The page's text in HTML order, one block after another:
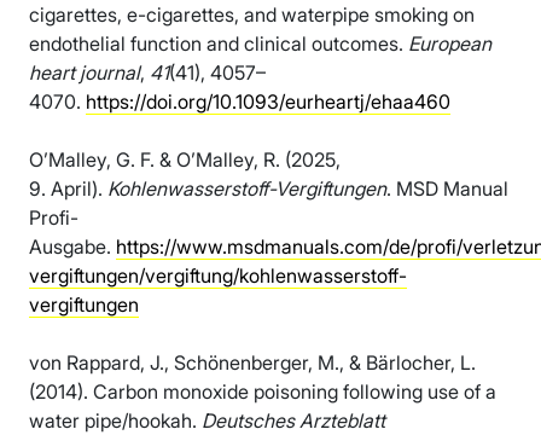
cigarettes, e-cigarettes, and waterpipe smoking on
endothelial function and clinical outcomes. European
heart journal, 41(41), 4057–
4070. https://doi.org/10.1093/eurheartj/ehaa460
O’Malley, G. F. & O’Malley, R. (2025,
9. April). Kohlenwasserstoff-Vergiftungen. MSD Manual
Profi-
Ausgabe. https://www.msdmanuals.com/de/profi/
vergiftungen/vergiftung/kohlenwasserstoff-
vergiftungen
von Rappard, J., Schönenberger, M., & Bärlocher, L.
(2014). Carbon monoxide poisoning following use of a
water pipe/hookah. Deutsches Arzteblatt